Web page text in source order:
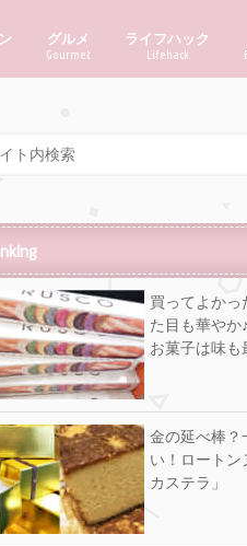
グルメ
Gourmet
ライフハック
Lifehack
買ってよかっ
た目も華やか
お菓子は味も
金の延べ棒？
い！ロートン
カステラ」